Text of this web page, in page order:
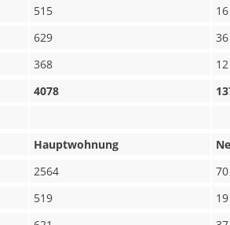
515 16
629 36
368 12
4078
Hauptwohnung
2564 70
519 19